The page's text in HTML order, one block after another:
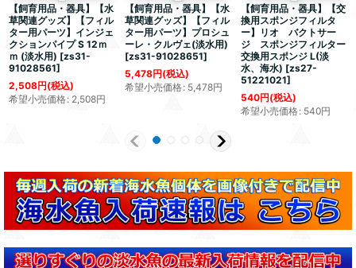
【飼育用品・器具】【水
草関連グッズ】【フィル
ター用パーツ】インジェ
クションパイプ S 12ｍ
ｍ (淡水用) [zs31-
91028561]
2,508円(税込)
希望小売価格: 2,508円
【飼育用品・器具】【水
草関連グッズ】【フィル
ター用パーツ】プロシュ
ーレ・クルヴェ(淡水用)
[zs31-91028651]
5,478円(税込)
希望小売価格: 5,478円
【飼育用品・器具】【交
換用スポンジフィルタ
ー】リオ バクトサー
ジ スポンジフィルター
交換用スポンジ L(淡
水、海水) [zs27-
51221021]
540円(税込)
希望小売価格: 540円